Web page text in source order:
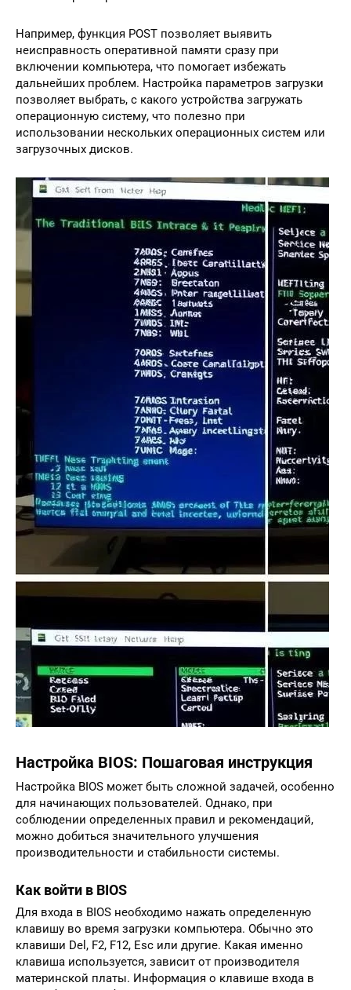
Например, функция POST позволяет выявить
неисправность оперативной памяти сразу при
включении компьютера, что помогает избежать
дальнейших проблем. Настройка параметров загрузки
позволяет выбрать, с какого устройства загружать
операционную систему, что полезно при
использовании нескольких операционных систем или
загрузочных дисков.
Настройка BIOS: Пошаговая инструкция
Настройка BIOS может быть сложной задачей, особенно
для начинающих пользователей. Однако, при
соблюдении определенных правил и рекомендаций,
можно добиться значительного улучшения
производительности и стабильности системы.
Как войти в BIOS
Для входа в BIOS необходимо нажать определенную
клавишу во время загрузки компьютера. Обычно это
клавиши Del, F2, F12, Esc или другие. Какая именно
клавиша используется, зависит от производителя
материнской платы. Информация о клавише входа в